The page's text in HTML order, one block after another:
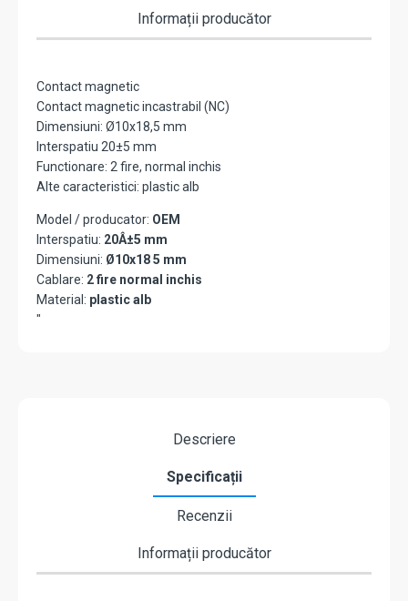
Informații producător
Contact magnetic
Contact magnetic incastrabil (NC)
Dimensiuni: Ø10x18,5 mm
Interspatiu 20±5 mm
Functionare: 2 fire, normal inchis
Alte caracteristici: plastic alb
Model / producator: OEM
Interspatiu: 20Â±5 mm
Dimensiuni: Ø10x18 5 mm
Cablare: 2 fire normal inchis
Material: plastic alb
"
Descriere
Specificații
Recenzii
Informații producător